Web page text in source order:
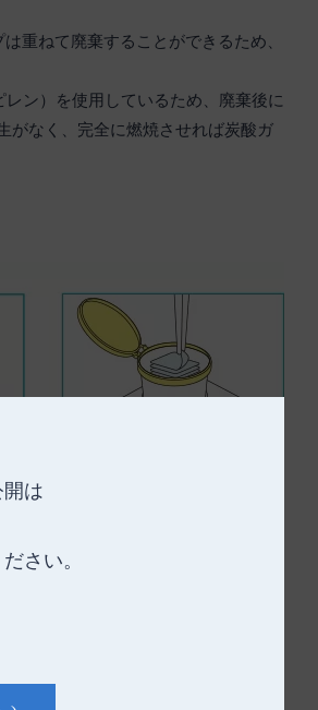
は
さい。
重ねて廃棄することができるため、
ン）を使用しているため、廃棄後に
がなく、完全に燃焼させれば炭酸ガ